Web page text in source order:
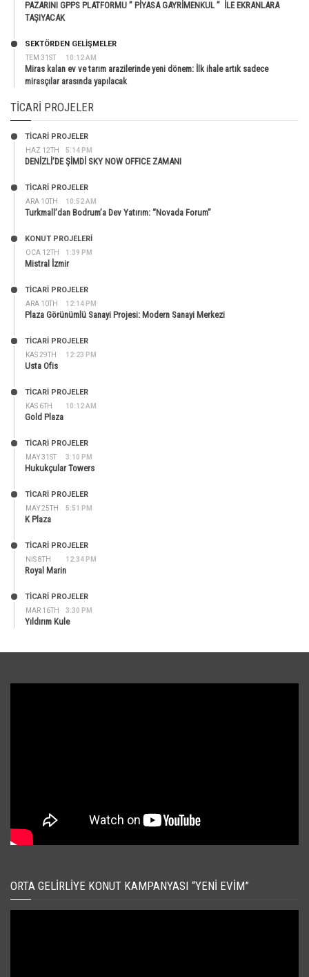
PAZARINI GPPS PLATFORMU ” PİYASA GAYRİMENKUL ” İLE EKRANLARA
TAŞIYACAK
TEM 31ST 10:12 AM
SEKTÖRDEN GELIŞMELER
Miras kalan ev ve tarım arazilerinde yeni dönem: İlk ihale artık sadece
mirasçılar arasında yapılacak
TICARI PROJELER
HAZ 12TH 5:14 PM
TİCARİ PROJELER
DENİZLİ’DE ŞİMDİ SKY NOW OFFICE ZAMANI
ARA 10TH 10:52 AM
TİCARİ PROJELER
Turkmall’dan Bodrum’a Dev Yatırım: “Novada Forum”
OCA 12TH 1:39 PM
KONUT PROJELERI
Mistral İzmir
ARA 10TH 12:14 PM
TİCARİ PROJELER
Plaza Görünümlü Sanayi Projesi: Modern Sanayi Merkezi
KAS 29TH 12:23 PM
TİCARİ PROJELER
Usta Ofis
KAS 6TH 10:12 AM
TİCARİ PROJELER
Gold Plaza
MAY 31ST 3:10 PM
TİCARİ PROJELER
Hukukçular Towers
MAY 25TH 5:51 PM
TİCARİ PROJELER
K Plaza
NIS 8TH 12:34 PM
TİCARİ PROJELER
Royal Marin
MAR 16TH 3:30 PM
TİCARİ PROJELER
Yıldırım Kule
ORTA GELIRLIYE KONUT KAMPANYASI “YENI EVIM”